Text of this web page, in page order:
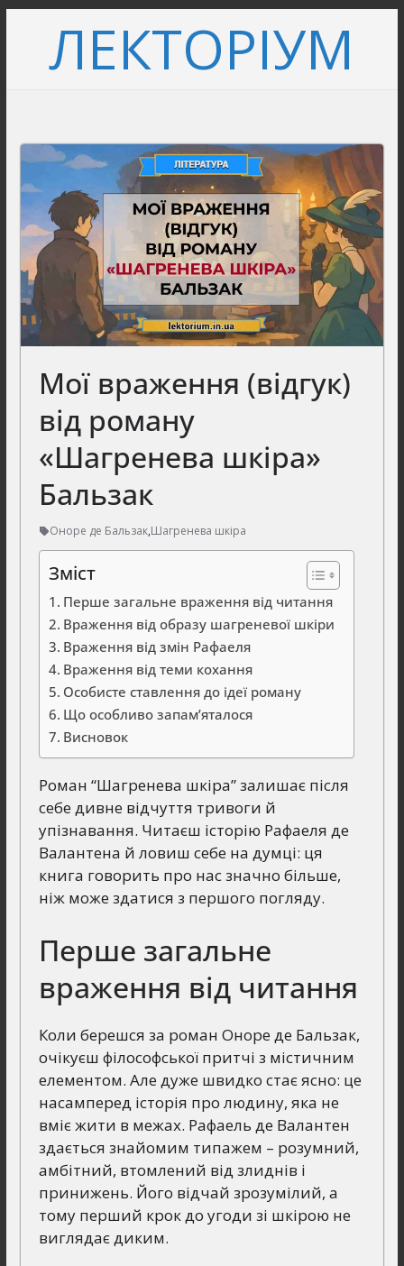
вмістуЛЕКТОРІУМ
Мої враження (відгук)
від роману
«Шагренева шкіра»
Бальзак
Оноре де Бальзак,Шагренева шкіра
Зміст
Перше загальне враження від читання
Враження від образу шагреневої шкіри
Враження від змін Рафаеля
Враження від теми кохання
Особисте ставлення до ідеї роману
Що особливо запам’яталося
Висновок
Роман “Шагренева шкіра” залишає після
себе дивне відчуття тривоги й
упізнавання. Читаєш історію Рафаеля де
Валантена й ловиш себе на думці: ця
книга говорить про нас значно більше,
ніж може здатися з першого погляду.
Перше загальне
враження від читання
Коли берешся за роман Оноре де Бальзак,
очікуєш філософської притчі з містичним
елементом. Але дуже швидко стає ясно: це
насамперед історія про людину, яка не
вміє жити в межах. Рафаель де Валантен
здається знайомим типажем – розумний,
амбітний, втомлений від злиднів і
принижень. Його відчай зрозумілий, а
тому перший крок до угоди зі шкірою не
виглядає диким.